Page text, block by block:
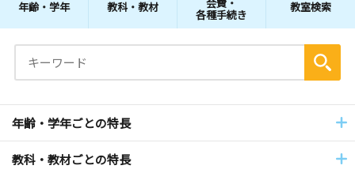
年齢・学年 教科・教材
各種手続き
教室検索
年齢・学年ごとの特長
教科・教材ごとの特長